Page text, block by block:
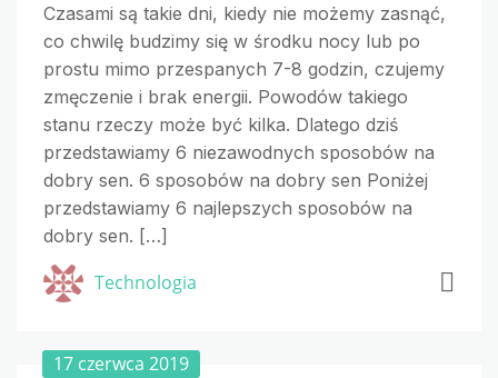
Czasami są takie dni, kiedy nie możemy zasnąć,
co chwilę budzimy się w środku nocy lub po
prostu mimo przespanych 7-8 godzin, czujemy
zmęczenie i brak energii. Powodów takiego
stanu rzeczy może być kilka. Dlatego dziś
przedstawiamy 6 niezawodnych sposobów na
dobry sen. 6 sposobów na dobry sen Poniżej
przedstawiamy 6 najlepszych sposobów na
dobry sen. […]
Technologia
17 czerwca 2019